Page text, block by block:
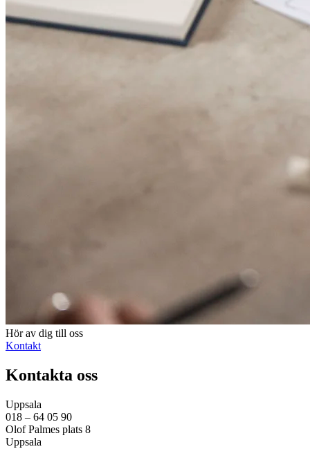
Hör av dig till oss
Kontakt
Kontakta oss
Uppsala
018 – 64 05 90
Olof Palmes plats 8
Uppsala